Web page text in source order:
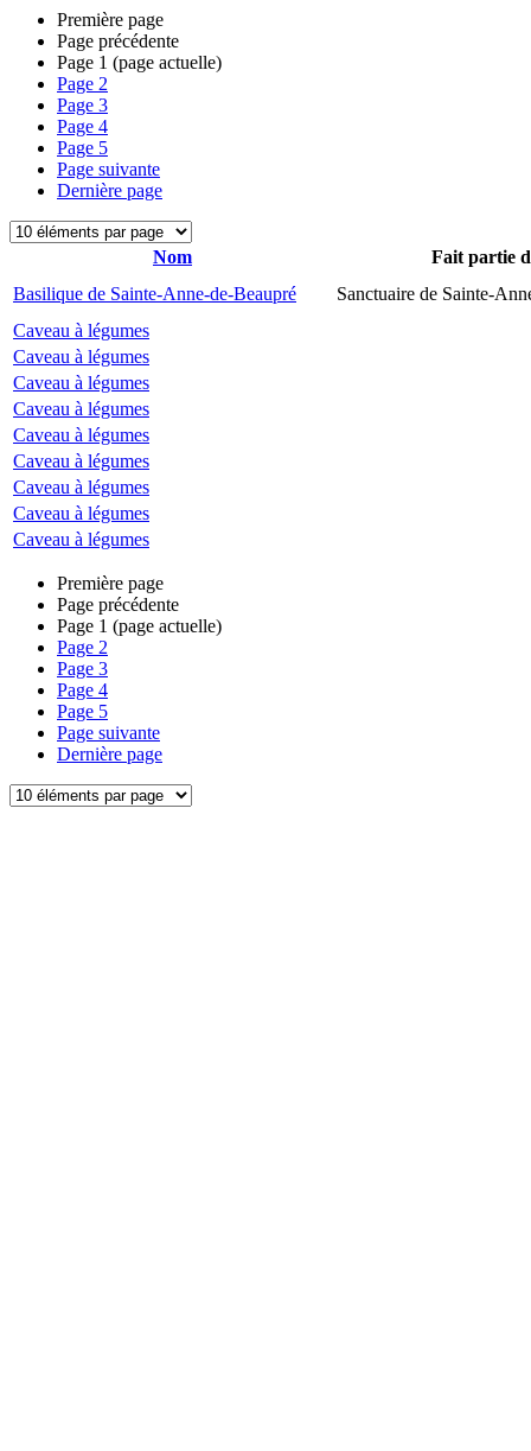
Première page
Page précédente
Page 1 (page actuelle)
Page 2
Page 3
Page 4
Page 5
Page suivante
Dernière page
Nom
Fait partie
Basilique de Sainte-Anne-de-Beaupré
Sanctuaire de Sainte-
Caveau à légumes
Caveau à légumes
Caveau à légumes
Caveau à légumes
Caveau à légumes
Caveau à légumes
Caveau à légumes
Caveau à légumes
Caveau à légumes
Première page
Page précédente
Page 1 (page actuelle)
Page 2
Page 3
Page 4
Page 5
Page suivante
Dernière page